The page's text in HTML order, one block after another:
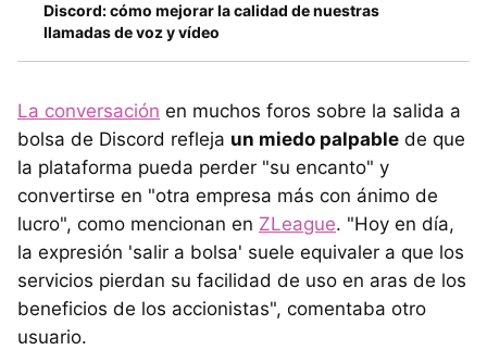
Discord: cómo mejorar la calidad de nuestras
llamadas de voz y vídeo
La conversación en muchos foros sobre la salida a
bolsa de Discord refleja un miedo palpable de que
la plataforma pueda perder "su encanto" y
convertirse en "otra empresa más con ánimo de
lucro", como mencionan en ZLeague. "Hoy en día,
la expresión 'salir a bolsa' suele equivaler a que los
servicios pierdan su facilidad de uso en aras de los
beneficios de los accionistas", comentaba otro
usuario.